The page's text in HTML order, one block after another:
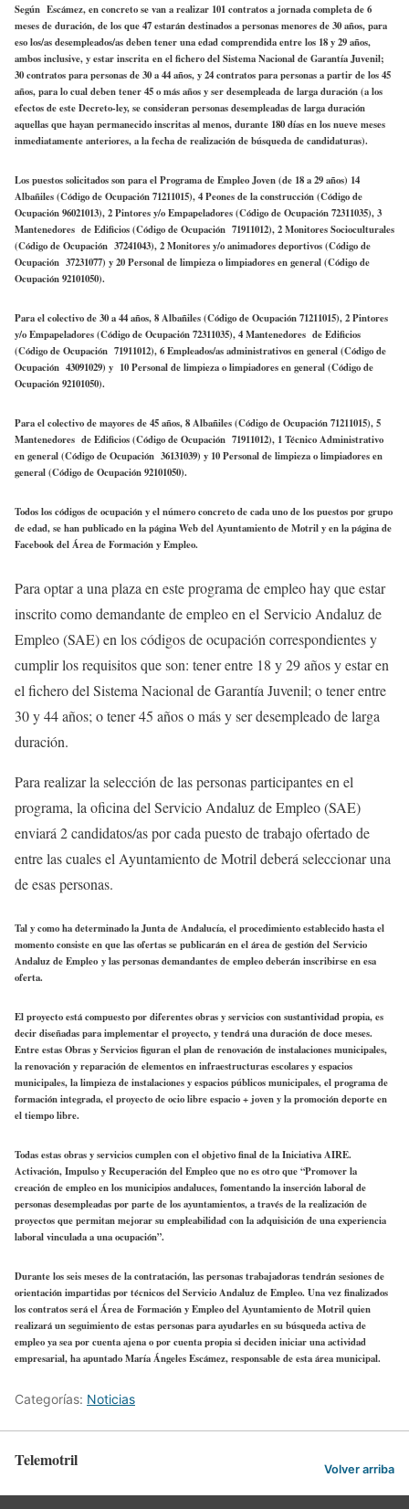
Según Escámez, en concreto se van a realizar 101 contratos a jornada completa de 6
meses de duración, de los que 47 estarán destinados a personas menores de 30 años, para
eso los/as desempleados/as deben tener una edad comprendida entre los 18 y 29 años,
ambos inclusive, y estar inscrita en el fichero del Sistema Nacional de Garantía Juvenil;
30 contratos para personas de 30 a 44 años, y 24 contratos para personas a partir de los 45
años, para lo cual deben tener 45 o más años y ser desempleada de larga duración (a los
efectos de este Decreto-ley, se consideran personas desempleadas de larga duración
aquellas que hayan permanecido inscritas al menos, durante 180 días en los nueve meses
inmediatamente anteriores, a la fecha de realización de búsqueda de candidaturas).
Los puestos solicitados son para el Programa de Empleo Joven (de 18 a 29 años) 14
Albañiles (Código de Ocupación 71211015), 4 Peones de la construcción (Código de
Ocupación 96021013), 2 Pintores y/o Empapeladores (Código de Ocupación 72311035), 3
Mantenedores de Edificios (Código de Ocupación 71911012), 2 Monitores Socioculturales
(Código de Ocupación 37241043), 2 Monitores y/o animadores deportivos (Código de
Ocupación 37231077) y 20 Personal de limpieza o limpiadores en general (Código de
Ocupación 92101050).
Para el colectivo de 30 a 44 años, 8 Albañiles (Código de Ocupación 71211015), 2 Pintores
y/o Empapeladores (Código de Ocupación 72311035), 4 Mantenedores de Edificios
(Código de Ocupación 71911012), 6 Empleados/as administrativos en general (Código de
Ocupación 43091029) y 10 Personal de limpieza o limpiadores en general (Código de
Ocupación 92101050).
Para el colectivo de mayores de 45 años, 8 Albañiles (Código de Ocupación 71211015), 5
Mantenedores de Edificios (Código de Ocupación 71911012), 1 Técnico Administrativo
en general (Código de Ocupación 36131039) y 10 Personal de limpieza o limpiadores en
general (Código de Ocupación 92101050).
Todos los códigos de ocupación y el número concreto de cada uno de los puestos por grupo
de edad, se han publicado en la página Web del Ayuntamiento de Motril y en la página de
Facebook del Área de Formación y Empleo.
Para optar a una plaza en este programa de empleo hay que estar
inscrito como demandante de empleo en el Servicio Andaluz de
Empleo (SAE) en los códigos de ocupación correspondientes y
cumplir los requisitos que son: tener entre 18 y 29 años y estar en
el fichero del Sistema Nacional de Garantía Juvenil; o tener entre
30 y 44 años; o tener 45 años o más y ser desempleado de larga
duración.
Para realizar la selección de las personas participantes en el
programa, la oficina del Servicio Andaluz de Empleo (SAE)
enviará 2 candidatos/as por cada puesto de trabajo ofertado de
entre las cuales el Ayuntamiento de Motril deberá seleccionar una
de esas personas.
Tal y como ha determinado la Junta de Andalucía, el procedimiento establecido hasta el
momento consiste en que las ofertas se publicarán en el área de gestión del Servicio
Andaluz de Empleo y las personas demandantes de empleo deberán inscribirse en esa
oferta.
El proyecto está compuesto por diferentes obras y servicios con sustantividad propia, es
decir diseñadas para implementar el proyecto, y tendrá una duración de doce meses.
Entre estas Obras y Servicios figuran el plan de renovación de instalaciones municipales,
la renovación y reparación de elementos en infraestructuras escolares y espacios
municipales, la limpieza de instalaciones y espacios públicos municipales, el programa de
formación integrada, el proyecto de ocio libre espacio + joven y la promoción deporte en
el tiempo libre.
Todas estas obras y servicios cumplen con el objetivo final de la Iniciativa AIRE.
Activación, Impulso y Recuperación del Empleo que no es otro que “Promover la
creación de empleo en los municipios andaluces, fomentando la inserción laboral de
personas desempleadas por parte de los ayuntamientos, a través de la realización de
proyectos que permitan mejorar su empleabilidad con la adquisición de una experiencia
laboral vinculada a una ocupación”.
Durante los seis meses de la contratación, las personas trabajadoras tendrán sesiones de
orientación impartidas por técnicos del Servicio Andaluz de Empleo. Una vez finalizados
los contratos será el Área de Formación y Empleo del Ayuntamiento de Motril quien
realizará un seguimiento de estas personas para ayudarles en su búsqueda activa de
empleo ya sea por cuenta ajena o por cuenta propia si deciden iniciar una actividad
empresarial, ha apuntado María Ángeles Escámez, responsable de esta área municipal.
Categorías: Noticias
Telemotril Volver arriba